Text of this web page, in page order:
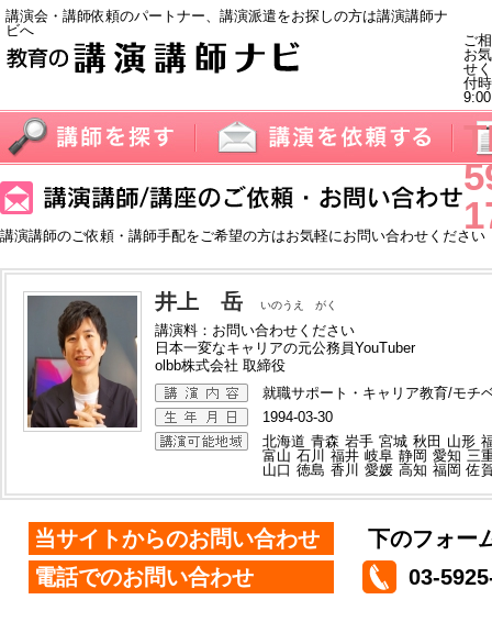
講演会・講師依頼のパートナー、講演派遣をお探しの方は講演講師ナ
ビへ
ご
お
せ
付
講演講師のご依頼・講師手配をご希望の方はお気軽にお問い合わせください
井上 岳 いのうえ がく
講演料：お問い合わせください
日本一変なキャリアの元公務員YouTuber
olbb株式会社 取締役
就職サポート・キャリア教育/モチ
1994-03-30
北海道 青森 岩手 宮城 秋田 山形
富山 石川 福井 岐阜 静岡 愛知 三
山口 徳島 香川 愛媛 高知 福岡 佐
当サイトからのお問い合わせ
下のフォー
電話でのお問い合わせ
03-